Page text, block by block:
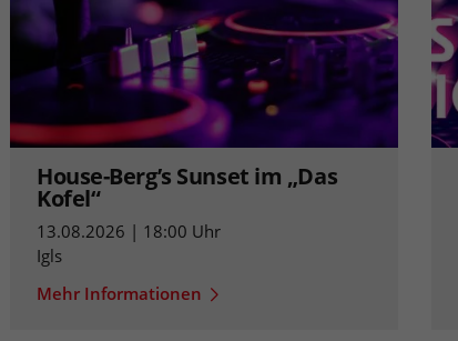
House-Berg’s Sunset im „Das
Kofel“
13.08.2026 | 18:00 Uhr
Igls
Mehr Informationen